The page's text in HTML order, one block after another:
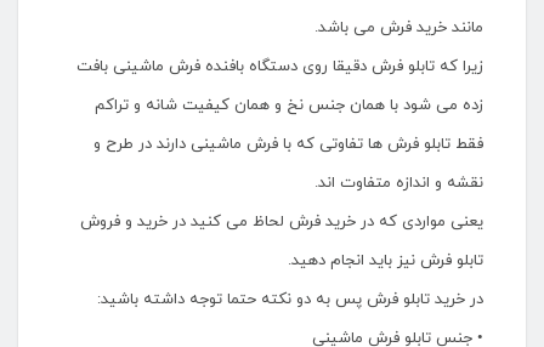
مانند خرید فرش می باشد.
زیرا که تابلو فرش دقیقا روی دستگاه بافنده فرش ماشینی بافت
زده می شود با همان جنس نخ و همان کیفیت شانه و تراکم
فقط تابلو فرش ها تفاوتی که با فرش ماشینی دارند در طرح و
نقشه و اندازه متفاوت اند.
یعنی مواردی که در خرید فرش لحاظ می کنید در خرید و فروش
تابلو فرش نیز باید انجام دهید.
در خرید تابلو فرش پس به دو نکته حتما توجه داشته باشید:
• جنس تابلو فرش ماشینی